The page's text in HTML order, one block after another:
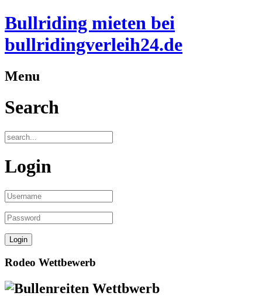
Bullriding mieten bei
bullridingverleih24.de
Menu
Search
Login
Rodeo Wettbewerb